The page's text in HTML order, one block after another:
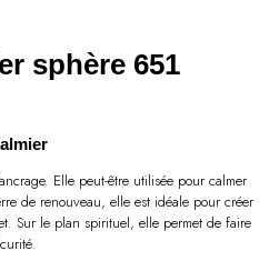
sphère 651
Elle peut-être utilisée pour calmer
de renouveau, elle est idéale pour créer
Sur le plan spirituel, elle permet de faire